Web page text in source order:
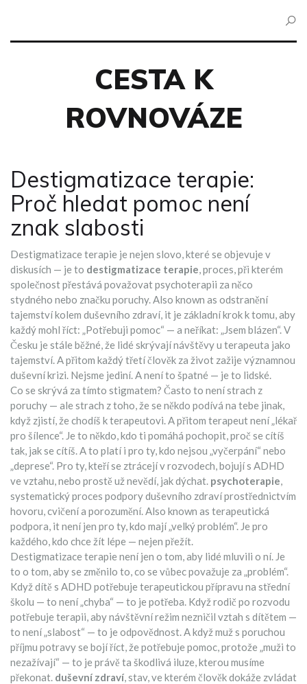
CESTA K
ROVNOVÁZE
Destigmatizace terapie:
Proč hledat pomoc není
znak slabosti
Destigmatizace terapie je nejen slovo, které se objevuje v
diskusích — je to destigmatizace terapie,proces, při kterém
společnost přestává považovat psychoterapii za něco
stydného nebo značku poruchy. Also known as odstranění
tajemství kolem duševního zdraví, it je základní krok k tomu, aby
každý mohl říct: „Potřebuji pomoc“ — a neříkat: „Jsem blázen“.V
Česku je stále běžné, že lidé skrývají návštěvy u terapeuta jako
tajemství. A přitom každý třetí člověk za život zažije významnou
duševní krizi. Nejsme jediní. A není to špatné — je to lidské.
Co se skrývá za tímto stigmatem? Často to není strach z
poruchy — ale strach z toho, že se někdo podívá na tebe jinak,
když zjistí, že chodíš k terapeutovi. A přitom terapeut není „lékař
pro šílence“. Je to někdo, kdo ti pomáhá pochopit, proč se cítíš
tak, jak se cítíš. A to platí i pro ty, kdo nejsou „vyčerpání“ nebo
„deprese“. Pro ty, kteří se ztrácejí v rozvodech, bojují s ADHD
ve vztahu, nebo prostě už nevědí, jak dýchat. psychoterapie,
systematický proces podpory duševního zdraví prostřednictvím
hovoru, cvičení a porozumění. Also known as terapeutická
podpora, it není jen pro ty, kdo mají „velký problém“. Je pro
každého, kdo chce žít lépe — nejen přežít.
Destigmatizace terapie není jen o tom, aby lidé mluvili o ní. Je
to o tom, aby se změnilo to, co se vůbec považuje za „problém“.
Když dítě s ADHD potřebuje terapeutickou přípravu na střední
školu — to není „chyba“ — to je potřeba. Když rodič po rozvodu
potřebuje terapii, aby návštěvní režim nezničil vztah s dítětem —
to není „slabost“ — to je odpovědnost. A když muž s poruchou
příjmu potravy se bojí říct, že potřebuje pomoc, protože „muži to
nezažívají“ — to je právě ta škodlivá iluze, kterou musíme
překonat. duševní zdraví,stav, ve kterém člověk dokáže zvládat